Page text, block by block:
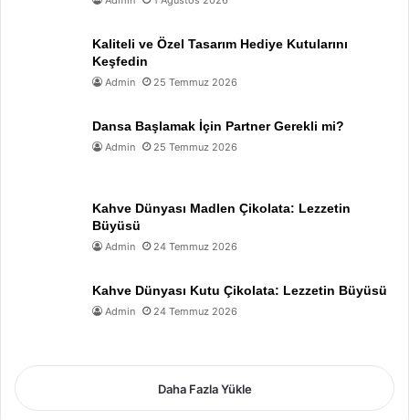
Kaliteli ve Özel Tasarım Hediye Kutularını
Keşfedin
Admin 25 Temmuz 2026
Dansa Başlamak İçin Partner Gerekli mi?
Admin 25 Temmuz 2026
Kahve Dünyası Madlen Çikolata: Lezzetin
Büyüsü
Admin 24 Temmuz 2026
Kahve Dünyası Kutu Çikolata: Lezzetin Büyüsü
Admin 24 Temmuz 2026
Daha Fazla Yükle